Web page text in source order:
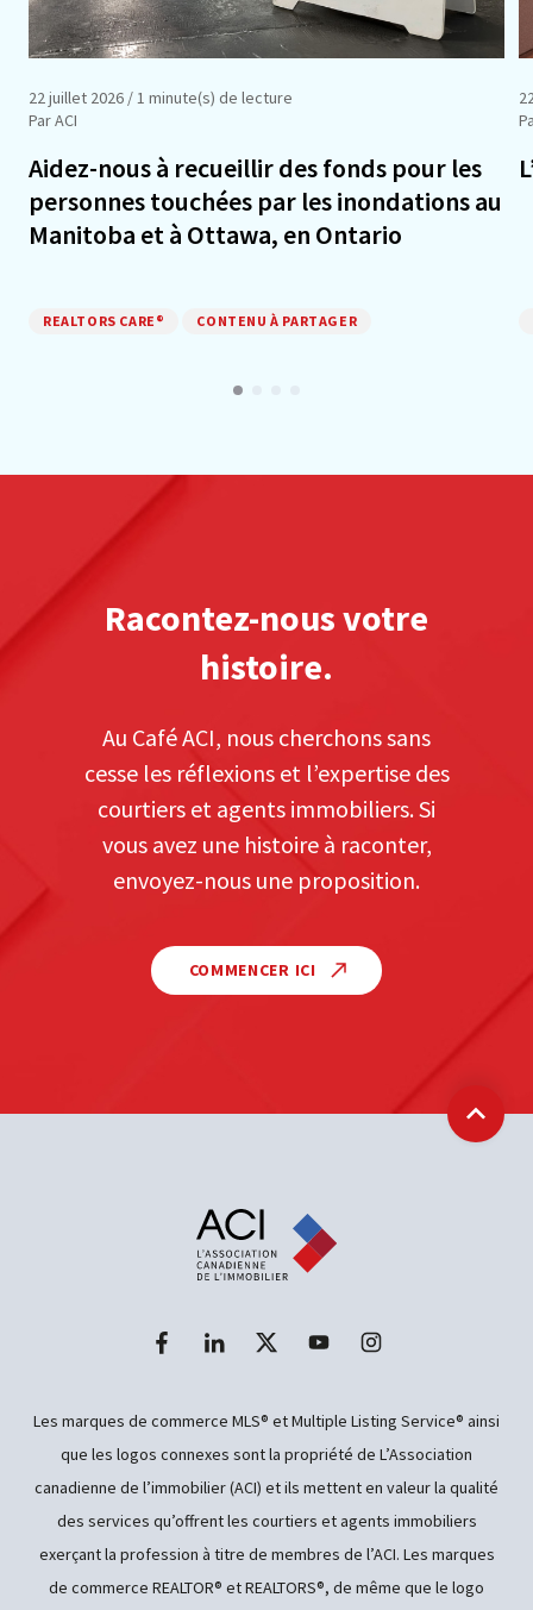
22 juillet 2026 / 1 minute(s) de lecture
Par ACI
Aidez-nous à recueillir des fonds pour les
personnes touchées par les inondations au
Manitoba et à Ottawa, en Ontario
REALTORS CARE® CONTENU À PARTAGER
Racontez-nous votre
histoire.
Au Café ACI, nous cherchons sans
cesse les réflexions et l’expertise des
courtiers et agents immobiliers. Si
vous avez une histoire à raconter,
envoyez-nous une proposition.
COMMENCER ICI
Les marques de commerce MLS® et Multiple Listing Service® ainsi
que les logos connexes sont la propriété de L’Association
canadienne de l’immobilier (ACI) et ils mettent en valeur la qualité
des services qu’offrent les courtiers et agents immobiliers
exerçant la profession à titre de membres de l’ACI. Les marques
de commerce REALTOR® et REALTORS®, de même que le logo